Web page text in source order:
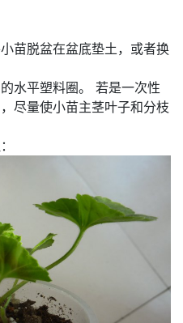
苗脱盆在盆底垫土，或者换
水平塑料圈。 若是一次性
尽量使小苗主茎叶子和分枝